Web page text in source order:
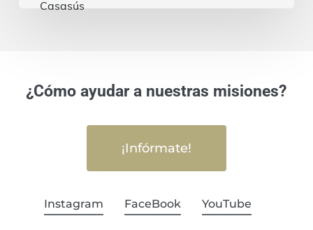
¿Cómo ayudar a nuestras misiones?
¡Infórmate!
Instagram FaceBook YouTube